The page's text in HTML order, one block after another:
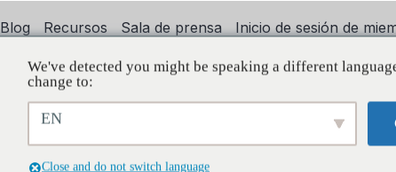
Blog Recursos Sala de prensa Inicio de sesión de
Apoyo Initiatives Internacional
We've detected you might be speaking a different
change to:
EN
Close and do not switch language